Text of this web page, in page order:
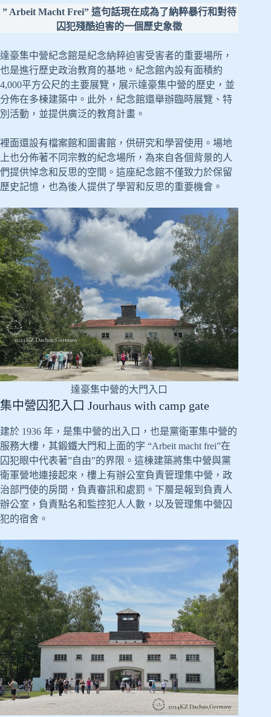
” Arbeit Macht Frei” 這句話現在成為了納粹暴行和對待
囚犯殘酷迫害的一個歷史象徵
達豪集中營紀念館是紀念納粹迫害受害者的重要場所，
也是進行歷史政治教育的基地。紀念館內設有面積約
4,000平方公尺的主要展覽，展示達豪集中營的歷史，並
分佈在多棟建築中。此外，紀念館還舉辦臨時展覽、特
別活動，並提供廣泛的教育計畫。
裡面還設有檔案館和圖書館，供研究和學習使用。場地
上也分佈著不同宗教的紀念場所，為來自各個背景的人
們提供悼念和反思的空間。這座紀念館不僅致力於保留
歷史記憶，也為後人提供了學習和反思的重要機會。
達豪集中營的大門入口
集中營囚犯入口 Jourhaus with camp gate
建於 1936 年，是集中營的出入口，也是黨衛軍集中營的
服務大樓，其鍛鐵大門和上面的字 “Arbeit macht frei”在
囚犯眼中代表著”自由”的界限。這棟建築將集中營與黨
衛軍營地連接起來，樓上有辦公室負責管理集中營，政
治部門使的房間，負責審訊和處罰。下層是報到負責人
辦公室，負責點名和監控犯人人數，以及管理集中營囚
犯的宿舍。